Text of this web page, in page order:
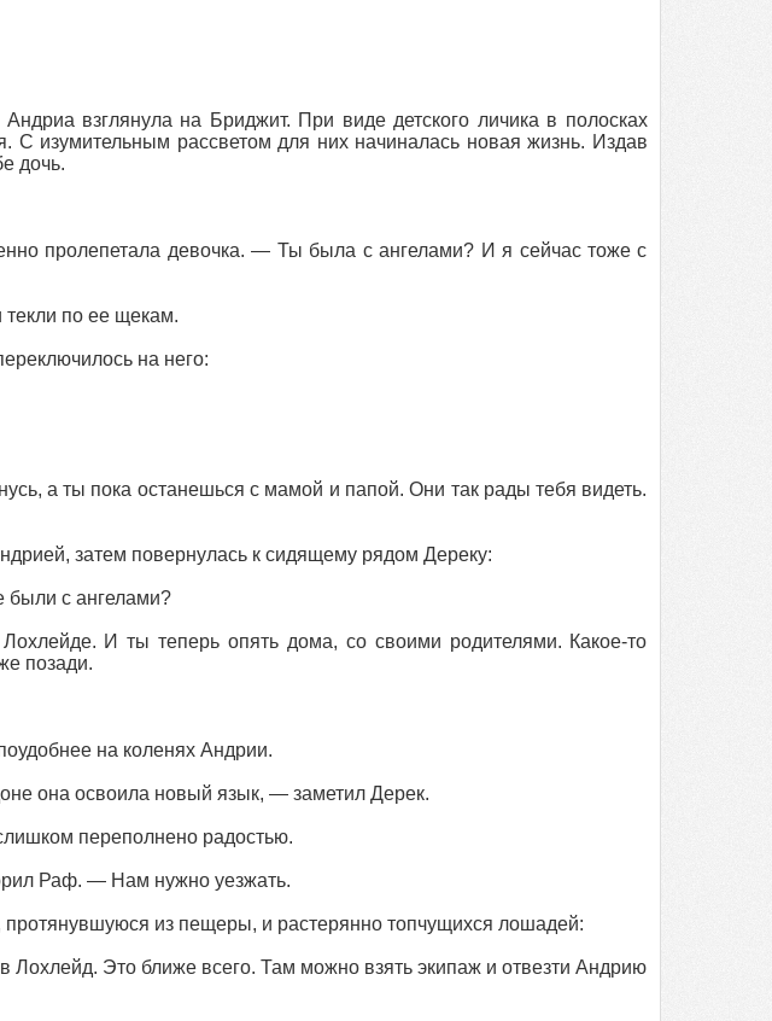
взглянула на Бриджит. При виде детского личика в полосках
С изумительным рассветом для них начиналась новая жизнь. Издав
дочь.
пролепетала девочка. — Ты была с ангелами? И я сейчас тоже с
текли по ее щекам.
на него:
а ты пока останешься с мамой и папой. Они так рады тебя видеть.
затем повернулась к сидящему рядом Дереку:
с ангелами?
И ты теперь опять дома, со своими родителями. Какое-то
позади.
на коленях Андрии.
она освоила новый язык, — заметил Дерек.
переполнено радостью.
Раф. — Нам нужно уезжать.
протянувшуюся из пещеры, и растерянно топчущихся лошадей:
Это ближе всего. Там можно взять экипаж и отвезти Андрию